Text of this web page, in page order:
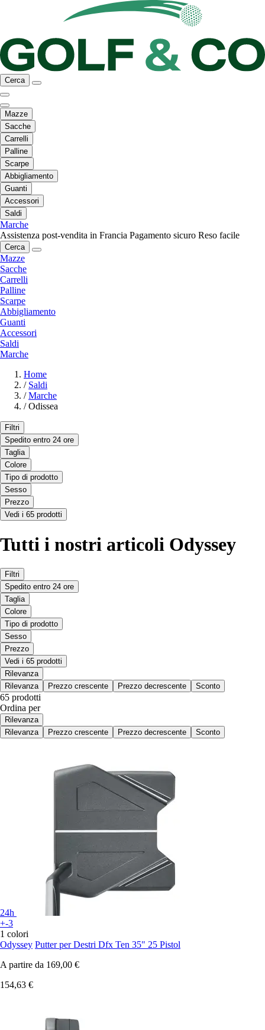
Cerca
Mazze
Sacche
Carrelli
Palline
Scarpe
Abbigliamento
Guanti
Accessori
Saldi
Marche
Assistenza post-vendita in Francia Pagamento sicuro Reso facile
Cerca
Mazze
Sacche
Carrelli
Palline
Scarpe
Abbigliamento
Guanti
Accessori
Saldi
Marche
Home
/ Saldi
/ Marche
/ Odissea
Filtri
Spedito entro 24 ore
Taglia
Colore
Tipo di prodotto
Sesso
Prezzo
Vedi i 65 prodotti
Tutti i nostri articoli Odyssey
Filtri
Spedito entro 24 ore
Taglia
Colore
Tipo di prodotto
Sesso
Prezzo
Vedi i 65 prodotti
Rilevanza
Rilevanza
Prezzo crescente Prezzo decrescente Sconto
65 prodotti
Ordina per
Rilevanza
Rilevanza
Prezzo crescente Prezzo decrescente Sconto
24h
+-3
1 colori
Odyssey Putter per Destri Dfx Ten 35" 25 Pistol
A partire da 169,00 €
154,63 €